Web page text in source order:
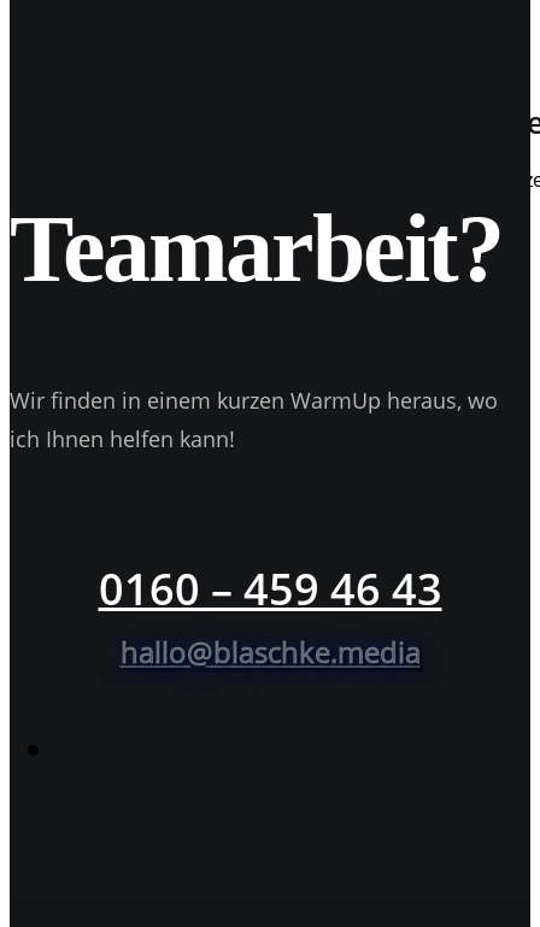
Wieso der WordPress
Bei der Installation von Wordpress wird man beim
Teamarbeit?
Wir finden in einem kurzen WarmUp heraus, wo
ich Ihnen helfen kann!
0160 – 459 46 43
hallo@blaschke.media